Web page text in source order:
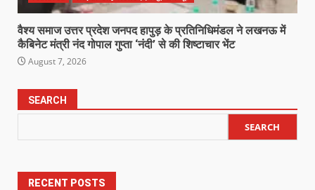
वैश्य समाज उत्तर प्रदेश जनपद हापुड़ के प्रतिनिधिमंडल ने लखनऊ में
कैबिनेट मंत्री नंद गोपाल गुप्ता ‘नंदी’ से की शिष्टाचार भेंट
August 7, 2026
SEARCH
SEARCH
RECENT POSTS